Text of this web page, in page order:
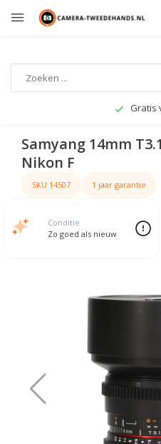
Gratis
Samyang 14mm
Nikon F
SKU 14507 1 jaar garantie
Conditie
Zo goed als nieuw